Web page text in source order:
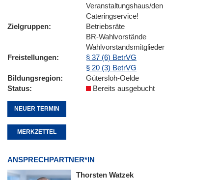
Veranstaltungshaus/den
Cateringservice!
Zielgruppen
Betriebsräte
BR-Wahlvorstände
Wahlvorstandsmitglieder
Freistellungen
§ 37 (6) BetrVG
§ 20 (3) BetrVG
Bildungsregion
Gütersloh-Oelde
Status
Bereits ausgebucht
NEUER TERMIN
MERKZETTEL
ANSPRECHPARTNER*IN
Thorsten Watzek